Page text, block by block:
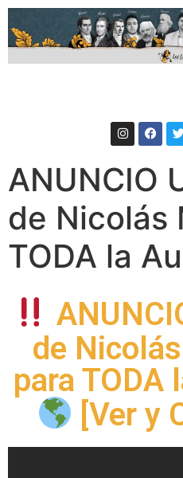
ANUNCIO
de Nicolás
TODA la
de
para TODA
[Ver y